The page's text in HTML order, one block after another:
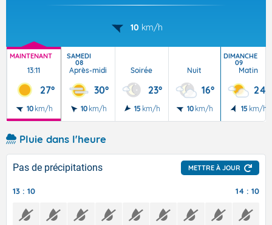
10 km/h
MAINTENANT
13:11
27°
10 km/h
SAMEDI
08
Après-midi
30°
10 km/h
Soirée
23°
15 km/h
Nuit
16°
10 km/h
DIMANCHE
09
Matin
24°
15 km/h
Pluie dans l'heure
Pas de précipitations METTRE À JOUR
13 : 10 14 : 10